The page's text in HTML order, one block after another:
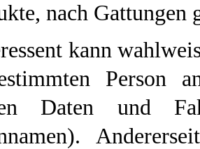
nach Gattungen
kann
Person
Daten und